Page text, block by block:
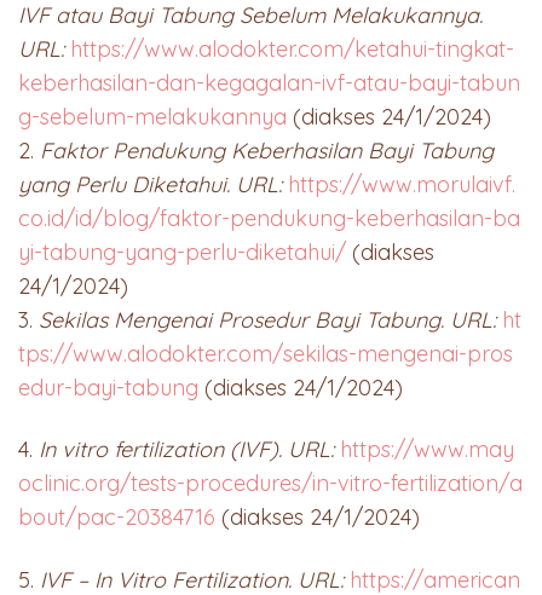
IVF atau Bayi Tabung Sebelum Melakukannya.
URL: https://www.alodokter.com/ketahui-tingkat-
keberhasilan-dan-kegagalan-ivf-atau-bayi-tabun
g-sebelum-melakukannya (diakses 24/1/2024)
2. Faktor Pendukung Keberhasilan Bayi Tabung
yang Perlu Diketahui. URL: https://www.morulaivf.
co.id/id/blog/faktor-pendukung-keberhasilan-ba
yi-tabung-yang-perlu-diketahui/ (diakses
24/1/2024)
3. Sekilas Mengenai Prosedur Bayi Tabung. URL: ht
tps://www.alodokter.com/sekilas-mengenai-pros
edur-bayi-tabung (diakses 24/1/2024)
4. In vitro fertilization (IVF). URL: https://www.may
oclinic.org/tests-procedures/in-vitro-fertilization/a
bout/pac-20384716 (diakses 24/1/2024)
5. IVF – In Vitro Fertilization. URL: https://american